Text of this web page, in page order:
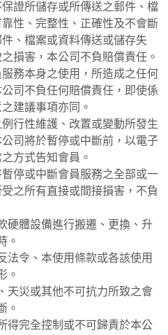
證所儲存或所傳送之郵件、檔
性、完整性、正確性及不會斷
、檔案或資料傳送或儲存失
損害，本公司不負賠償責任。
務本身之使用，所造成之任何
司不負任何賠償責任，即使係
建議事項亦同。
行性維護、改置或變動所發生
司將於暫停或中斷前，以電子
方式告知會員。
停或中斷會員服務之全部或一
之所有直接或間接損害，不負
硬體設備進行搬遷、更換、升
。
法令、本使用條款或各該使用
。
天災或其他不可抗力所致之會
。
得完全控制或不可歸責於本公